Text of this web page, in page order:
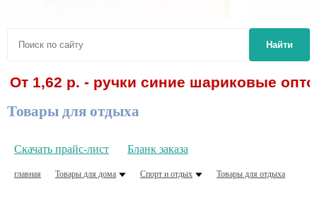
Найти
р. - ручки синие шариковые оптом!
Товары для отдыха
Скачать прайс-лист Бланк заказа
главная Товары для дома Спорт и отдых Товары для отдыха